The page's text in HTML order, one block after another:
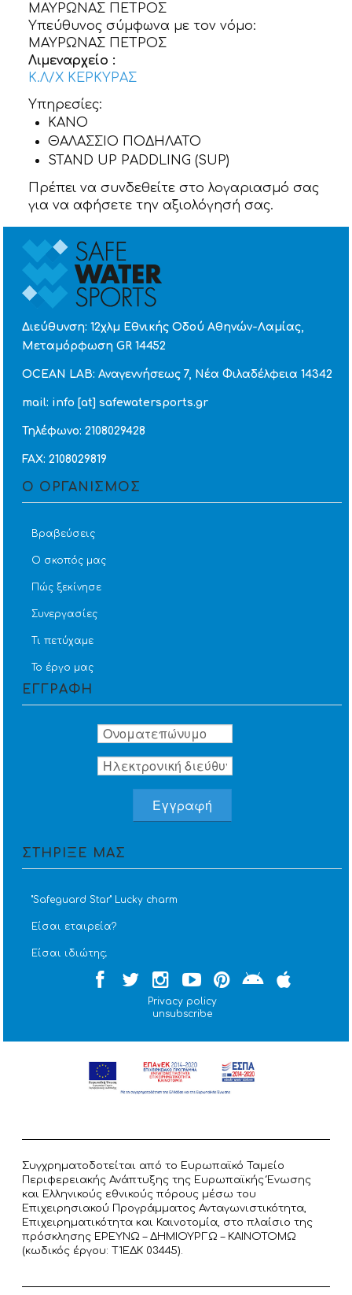
ΜΑΥΡΩΝΑΣ ΠΕΤΡΟΣ
Υπεύθυνος σύμφωνα με τον νόμο:
ΜΑΥΡΩΝΑΣ ΠΕΤΡΟΣ
Λιμεναρχείο :
Κ.Λ/Χ ΚΕΡΚΥΡΑΣ
Υπηρεσίες:
KANO
ΘΑΛΑΣΣΙΟ ΠΟΔΗΛΑΤΟ
STAND UP PADDLING (SUP)
Πρέπει να συνδεθείτε στο λογαριασμό σας
για να αφήσετε την αξιολόγησή σας.
Διεύθυνση: 12χλμ Εθνικής Οδού Αθηνών-Λαμίας,
Μεταμόρφωση GR 14452
OCEAN LAB: Αναγεννήσεως 7, Νέα Φιλαδέλφεια 14342
mail: info [at] safewatersports.gr
Τηλέφωνο: 2108029428
FAX: 2108029819
Ο ΟΡΓΑΝΙΣΜΟΣ
Βραβεύσεις
Ο σκοπός μας
Πώς ξεκίνησε
Συνεργασίες
Τι πετύχαμε
Το έργο μας
ΕΓΓΡΑΦΗ
ΣΤΗΡΙΞΕ ΜΑΣ
''Safeguard Star'' Lucky charm
Είσαι εταιρεία?
Είσαι ιδιώτης;
Privacy policy
unsubscribe
Συγχρηματοδοτείται από το Ευρωπαϊκό Ταμείο
Περιφερειακής Ανάπτυξης της Ευρωπαϊκής Ένωσης
και Ελληνικούς εθνικούς πόρους μέσω του
Επιχειρησιακού Προγράμματος Ανταγωνιστικότητα,
Επιχειρηματικότητα και Καινοτομία, στο πλαίσιο της
πρόσκλησης ΕΡΕΥΝΩ – ΔΗΜΙΟΥΡΓΩ – ΚΑΙΝΟΤΟΜΩ
(κωδικός έργου: T1ΕΔΚ 03445).